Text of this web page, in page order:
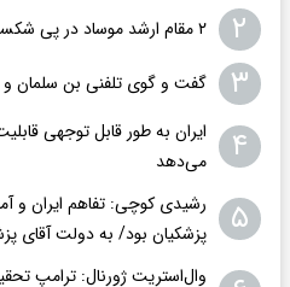
۲ ۲ مقام‌ ارشد موساد در پی شکست توطئه علیه ایران برکنار شدند
۳ گفت و گوی تلفنی بن سلمان و
۴
ایران به طور قابل توجهی
می‌دهد
۵
رشیدی کوچی: تفاهم ایران و
پزشکیان بود/ به دولت آقای پزشکیان
وال‌استریت ژورنال: ترامپ